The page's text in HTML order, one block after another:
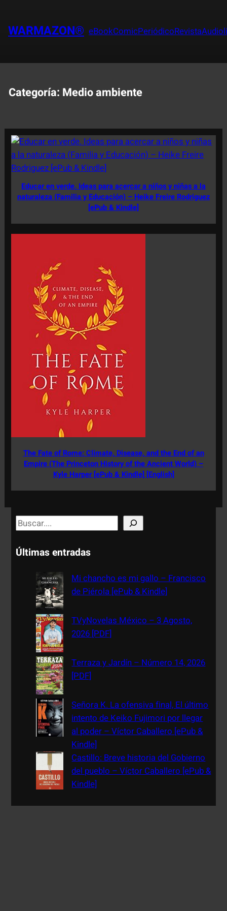
contenido
WARMAZON® eBookComicPeriódicoRevista
Categoría: Medio ambiente
Educar en verde. Ideas para acercar a niños y niñas a la
naturaleza (Familia y Educación) – Heike Freire Rodriguez
[ePub & Kindle]
The Fate of Rome: Climate, Disease, and the End of an
Empire (The Princeton History of the Ancient World) –
Kyle Harper [ePub & Kindle] [English]
S
e
a
Últimas entradas
Mi chancho es mi gallo – Francisco
de Piérola [ePub & Kindle]
TVyNovelas México – 3 Agosto,
2026 [PDF]
Terraza y Jardín – Número 14, 2026
[PDF]
Señora K. La ofensiva final, El último
intento de Keiko Fujimori por llegar
al poder – Víctor Caballero [ePub &
Kindle]
Castillo: Breve historia del Gobierno
del pueblo – Víctor Caballero [ePub &
Kindle]